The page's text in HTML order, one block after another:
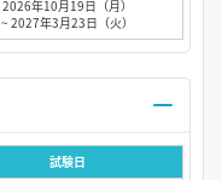
2026年10月19日（月）
~ 2027年3月23日（火）
試験日